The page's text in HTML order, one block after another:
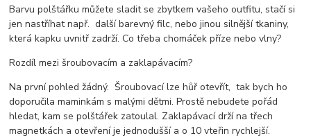
Barvu polštářku můžete sladit se zbytkem vašeho outfitu, stačí si
jen nastříhat např. další barevný filc, nebo jinou silnější tkaniny,
která kapku uvnitř zadrží. Co třeba chomáček příze nebo vlny?
Rozdíl mezi šroubovacím a zaklapávacím?
Na první pohled žádný. Šroubovací lze hůř otevřít, tak bych ho
doporučila maminkám s malými dětmi. Prostě nebudete pořád
hledat, kam se polštářek zatoulal. Zaklapávací drží na třech
magnetkách a otevření je jednodušší a o 10 vteřin rychlejší.